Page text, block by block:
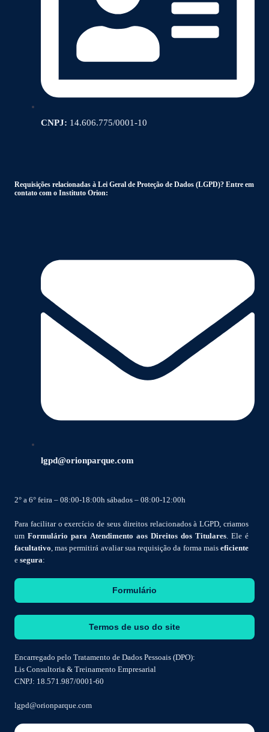
CNPJ: 14.606.775/0001-10
Requisições relacionadas à Lei Geral de Proteção de Dados (LGPD)? Entre em
contato com o Instituto Orion:
lgpd@orionparque.com
2° a 6° feira – 08:00-18:00h sábados – 08:00-12:00h
Para facilitar o exercício de seus direitos relacionados à LGPD, criamos
um Formulário para Atendimento aos Direitos dos Titulares. Ele é
facultativo, mas permitirá avaliar sua requisição da forma mais eficiente
e segura:
Formulário
Termos de uso do site
Encarregado pelo Tratamento de Dados Pessoais (DPO):
Lis Consultoria & Treinamento Empresarial
CNPJ: 18.571.987/0001-60
lgpd@orionparque.com